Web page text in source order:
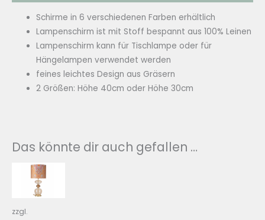
Schirme in 6 verschiedenen Farben erhältlich
Lampenschirm ist mit Stoff bespannt aus 100% Leinen
Lampenschirm kann für Tischlampe oder für
Hängelampen verwendet werden
feines leichtes Design aus Gräsern
2 Größen: Höhe 40cm oder Höhe 30cm
Das könnte dir auch gefallen …
zzgl.